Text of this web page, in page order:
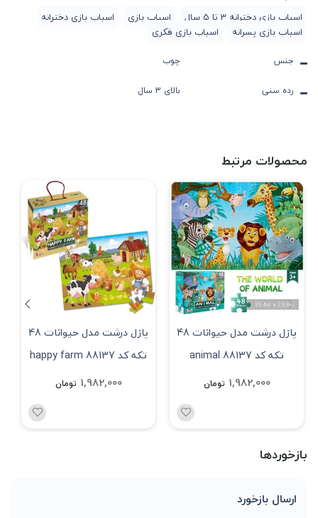
اسباب بازی دخترانه 3 تا 5 سال اسباب بازی
اسباب بازی دخترانه
اسباب بازی پسرانه
اسباب بازی فکری
جنس
چوب
رده سنی
بالای 3 سال
محصولات مرتبط
پازل درشت مدل حیوانات 48
تکه کد 88137 animal
1,982,000 تومان
پازل درشت مدل حیوانات 48
تکه کد 88137 happy farm
1,982,000 تومان
بازخوردها
ارسال بازخورد